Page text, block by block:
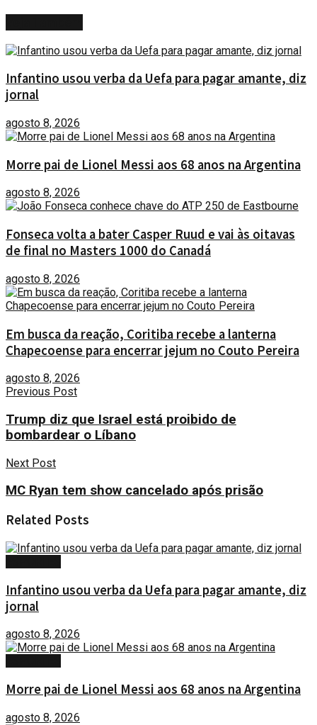
Infantino usou verba da Uefa para pagar amante, diz
jornal
agosto 8, 2026
Morre pai de Lionel Messi aos 68 anos na Argentina
agosto 8, 2026
Fonseca volta a bater Casper Ruud e vai às oitavas
de final no Masters 1000 do Canadá
agosto 8, 2026
Em busca da reação, Coritiba recebe a lanterna
Chapecoense para encerrar jejum no Couto Pereira
agosto 8, 2026
Previous Post
Trump diz que Israel está proibido de
bombardear o Líbano
Next Post
MC Ryan tem show cancelado após prisão
Related Posts
Infantino usou verba da Uefa para pagar amante, diz
jornal
agosto 8, 2026
Morre pai de Lionel Messi aos 68 anos na Argentina
agosto 8, 2026